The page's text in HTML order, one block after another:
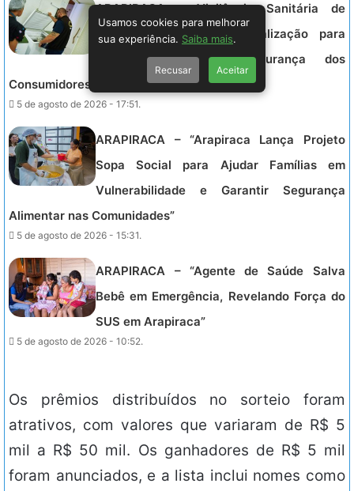
ARAPIRACA – Vigilância Sanitária de
Arapiraca Intensifica Fiscalização para
Garantir Saúde e Segurança dos
Consumidores na Cidade
5 de agosto de 2026 - 17:51.
ARAPIRACA – “Arapiraca Lança Projeto
Sopa Social para Ajudar Famílias em
Vulnerabilidade e Garantir Segurança
Alimentar nas Comunidades”
5 de agosto de 2026 - 15:31.
ARAPIRACA – “Agente de Saúde Salva
Bebê em Emergência, Revelando Força do
SUS em Arapiraca”
5 de agosto de 2026 - 10:52.
Os prêmios distribuídos no sorteio foram
atrativos, com valores que variaram de R$ 5
mil a R$ 50 mil. Os ganhadores de R$ 5 mil
foram anunciados, e a lista inclui nomes como
Usamos cookies para melhorar
sua experiência. Saiba mais.
Recusar Aceitar